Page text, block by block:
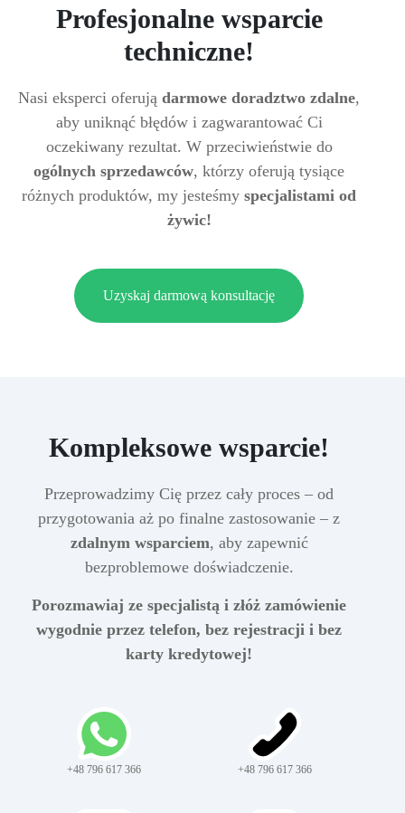
Profesjonalne wsparcie
techniczne!
Nasi eksperci oferują darmowe doradztwo zdalne,
aby uniknąć błędów i zagwarantować Ci
oczekiwany rezultat. W przeciwieństwie do
ogólnych sprzedawców, którzy oferują tysiące
różnych produktów, my jesteśmy specjalistami od
żywic!
Uzyskaj darmową konsultację
Kompleksowe wsparcie!
Przeprowadzimy Cię przez cały proces – od
przygotowania aż po finalne zastosowanie – z
zdalnym wsparciem, aby zapewnić
bezproblemowe doświadczenie.
Porozmawiaj ze specjalistą i złóż zamówienie
wygodnie przez telefon, bez rejestracji i bez
karty kredytowej!
+48 796 617 366 +48 796 617 366